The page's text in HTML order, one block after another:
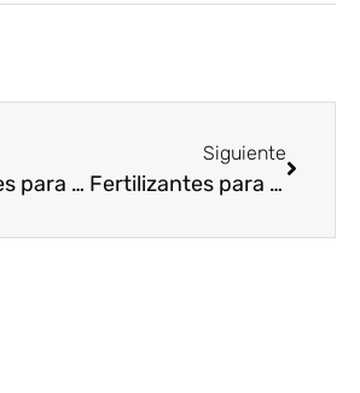
Fertilizantes para cultivos hidropónicos: Guía completa
Siguiente
Fertilizantes para césped: Mantén tu jardín verde y saludable